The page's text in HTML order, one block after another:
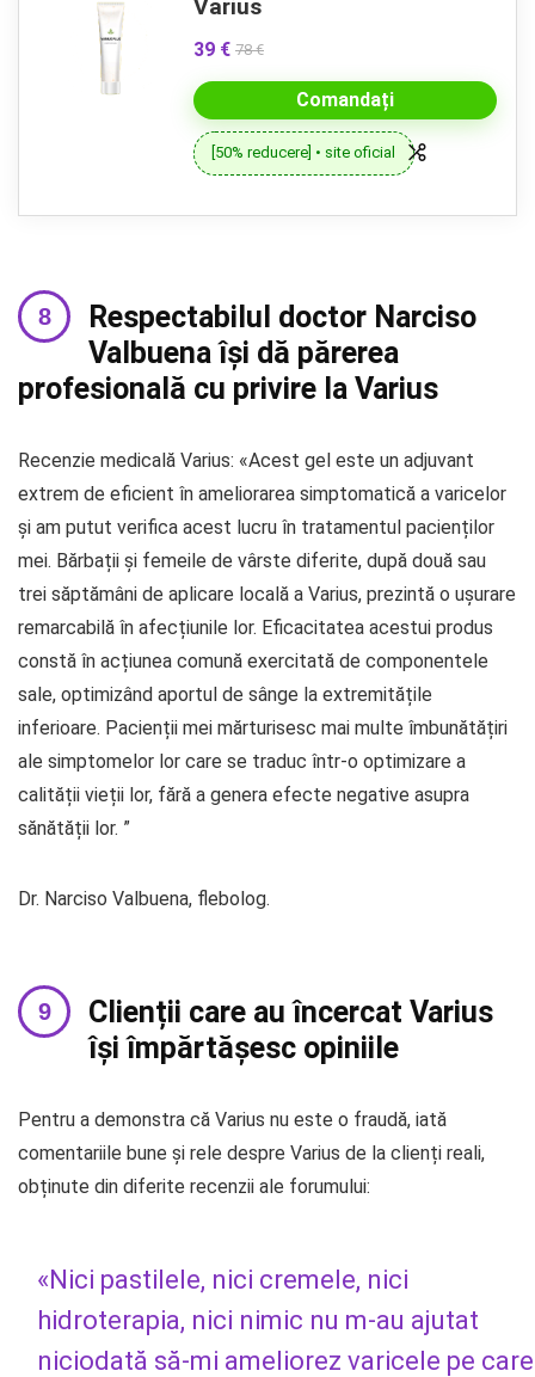
Varius
39 € 78 €
Comandați
[50% reducere] • site oficial
Respectabilul doctor Narciso
Valbuena își dă părerea
profesională cu privire la Varius
Recenzie medicală Varius: «Acest gel este un adjuvant
extrem de eficient în ameliorarea simptomatică a varicelor
și am putut verifica acest lucru în tratamentul pacienților
mei. Bărbații și femeile de vârste diferite, după două sau
trei săptămâni de aplicare locală a Varius, prezintă o ușurare
remarcabilă în afecțiunile lor. Eficacitatea acestui produs
constă în acțiunea comună exercitată de componentele
sale, optimizând aportul de sânge la extremitățile
inferioare. Pacienții mei mărturisesc mai multe îmbunătățiri
ale simptomelor lor care se traduc într-o optimizare a
calității vieții lor, fără a genera efecte negative asupra
sănătății lor. ”
Dr. Narciso Valbuena, flebolog.
Clienții care au încercat Varius
își împărtășesc opiniile
Pentru a demonstra că Varius nu este o fraudă, iată
comentariile bune și rele despre Varius de la clienți reali,
obținute din diferite recenzii ale forumului:
«Nici pastilele, nici cremele, nici
hidroterapia, nici nimic nu m-au ajutat
niciodată să-mi ameliorez varicele pe care